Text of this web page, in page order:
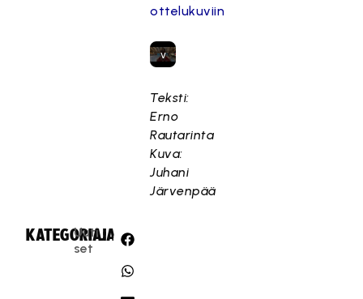
ottelukuviin
s
v
a
a
r
Teksti:
Erno
Rautarinta
Kuva:
Juhani
Järvenpää
KATEGORIA:
Uuti
set
JAA: